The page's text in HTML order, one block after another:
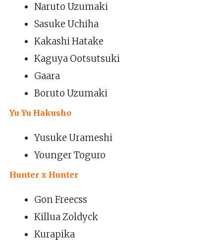
Naruto Uzumaki
Sasuke Uchiha
Kakashi Hatake
Kaguya Ootsutsuki
Gaara
Boruto Uzumaki
Yu Yu Hakusho
Yusuke Urameshi
Younger Toguro
Hunter x Hunter
Gon Freecss
Killua Zoldyck
Kurapika